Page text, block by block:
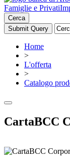
Famiglie e Privati
Cerca
Home
>
L'offerta
>
Catalogo
CartaBCC